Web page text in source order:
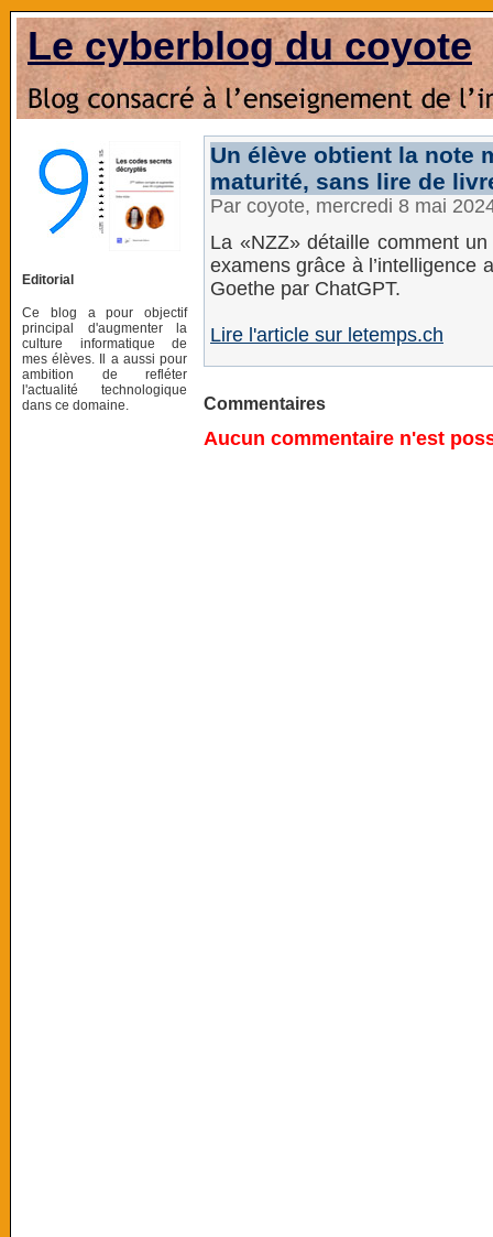
Le cyberblog du coyote
Editorial
Ce blog a pour objectif
principal d'augmenter la
culture informatique de
mes élèves. Il a aussi pour
ambition de refléter
l'actualité technologique
dans ce domaine.
Un élève obtient la note
maturité, sans lire de
Par coyote, mercredi 8 mai
La «NZZ» détaille comment
examens grâce à l’intelligence
Goethe par ChatGPT.
Lire l'article sur letemps.ch
Commentaires
Aucun commentaire n'est